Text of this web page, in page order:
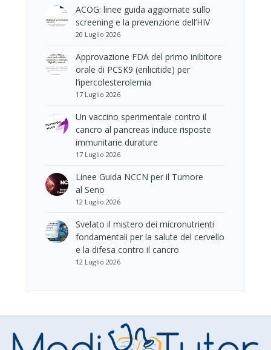
ACOG: linee guida aggiornate sullo
screening e la prevenzione dell’HIV
20 Luglio 2026
Approvazione FDA del primo inibitore
orale di PCSK9 (enlicitide) per
l’ipercolesterolemia
17 Luglio 2026
Un vaccino sperimentale contro il
cancro al pancreas induce risposte
immunitarie durature
17 Luglio 2026
Linee Guida NCCN per il Tumore
al Seno
12 Luglio 2026
Svelato il mistero dei micronutrienti
fondamentali per la salute del cervello
e la difesa contro il cancro
12 Luglio 2026